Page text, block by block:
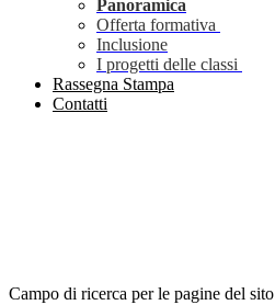
Panoramica
Offerta formativa
Inclusione
I progetti delle classi
Rassegna Stampa
Contatti
Campo di ricerca per le pagine del sito